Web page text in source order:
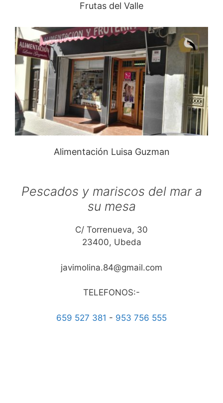
Frutas del Valle
Alimentación Luisa Guzman
Pescados y mariscos del mar a
su mesa
C/ Torrenueva, 30
23400, Ubeda
javimolina.84@gmail.com
TELEFONOS:-
659 527 381 - 953 756 555